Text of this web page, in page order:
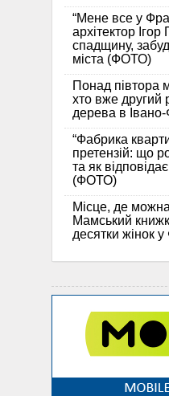
“Мене все у
архітектор
спадщину,
міста (ФОТО)
Понад півтора
хто вже другий
дерева в Івано-
“Фабрика
претензій: що
та як
(ФОТО)
Місце, де
Мамський
десятки жінок